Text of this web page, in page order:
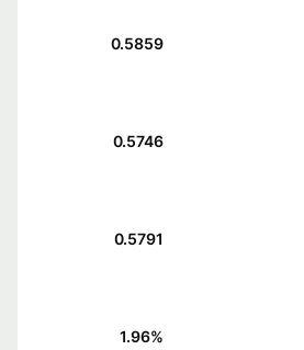
0.5859
0.5746
0.5791
1.96%